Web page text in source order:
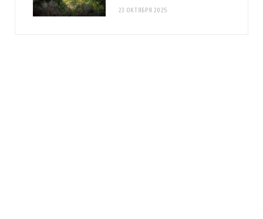
23 ОКТЯБРЯ 2025